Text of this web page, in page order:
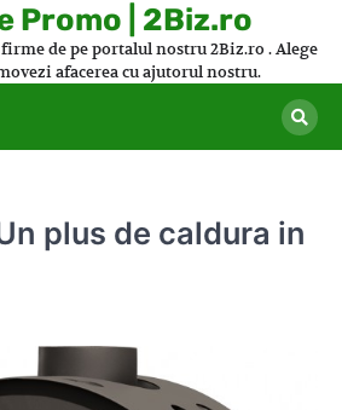
Promo | 2Biz.ro
de pe portalul nostru 2Biz.ro . Alege
afacerea cu ajutorul nostru.
plus de caldura in